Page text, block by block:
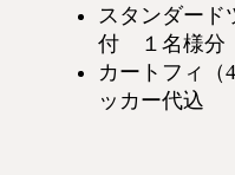
スタンダード
付 １名様分
カートフィ（
ッカー代込